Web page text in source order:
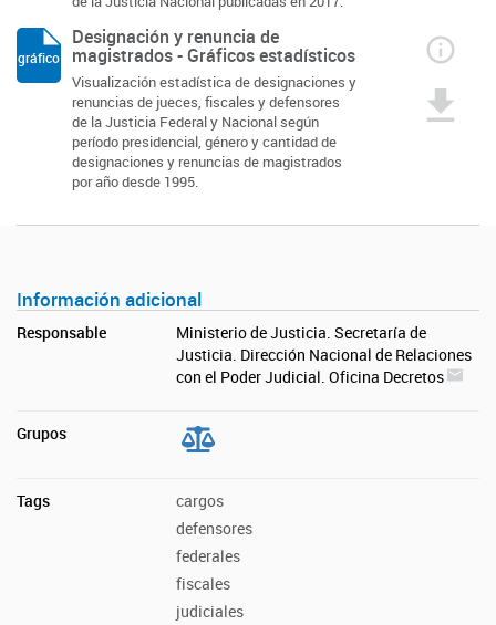
Designación y renuncia de
magistrados - Gráficos estadísticos
Visualización estadística de designaciones y
renuncias de jueces, fiscales y defensores
de la Justicia Federal y Nacional según
período presidencial, género y cantidad de
designaciones y renuncias de magistrados
por año desde 1995.
gráfico
Información adicional
Responsable
Ministerio de Justicia. Secretaría de
Justicia. Dirección Nacional de Relaciones
con el Poder Judicial. Oficina Decretos
Grupos
Tags
cargos
defensores
federales
fiscales
judiciales